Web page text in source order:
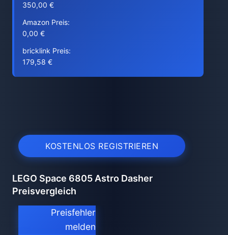
350,00 €
Amazon Preis:
0,00 €
bricklink Preis:
179,58 €
KOSTENLOS REGISTRIEREN
LEGO Space 6805 Astro Dasher
Preisvergleich
Preisfehler
melden